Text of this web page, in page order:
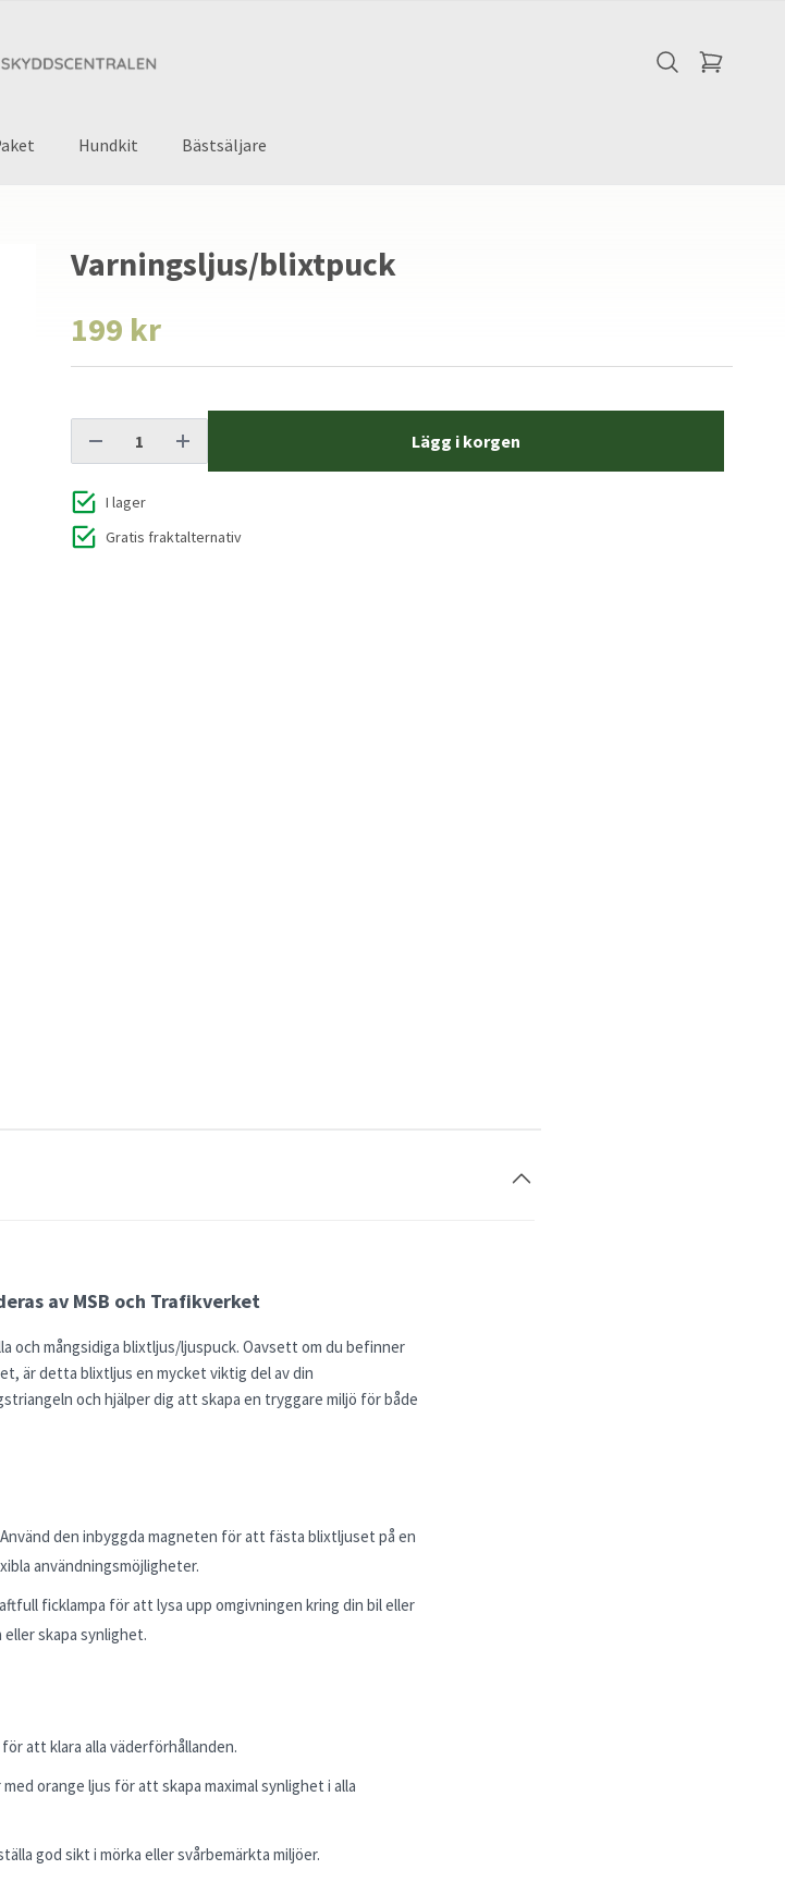
Hundkit Bästsäljare
Varningsljus/blixtpuck
199 kr
Lägg i korgen
I lager
Gratis fraktalternativ
av MSB och Trafikverket
och mångsidiga blixtljus/ljuspuck. Oavsett om du befinner
är detta blixtljus en mycket viktig del av din
och hjälper dig att skapa en tryggare miljö för både
den inbyggda magneten för att fästa blixtljuset på en
användningsmöjligheter.
ficklampa för att lysa upp omgivningen kring din bil eller
skapa synlighet.
att klara alla väderförhållanden.
orange ljus för att skapa maximal synlighet i alla
god sikt i mörka eller svårbemärkta miljöer.